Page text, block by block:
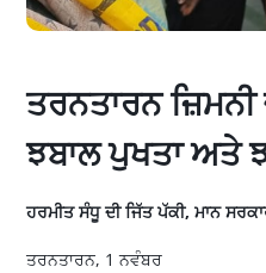
ਤਰਨਤਾਰਨ
ਝਬਾਲ ਪੁਖਤਾ ਅਤੇ
ਹਰਮੀਤ ਸੰਧੂ ਦੀ ਜਿੱਤ ਪੱਕੀ, ਮਾਨ
ਤਰਨਤਾਰਨ, 1 ਨਵੰਬਰ